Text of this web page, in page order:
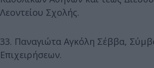
Λεοντείου Σχολής.
33. Παναγιώτα Αγκόλη Σέββα,
Επιχειρήσεων.